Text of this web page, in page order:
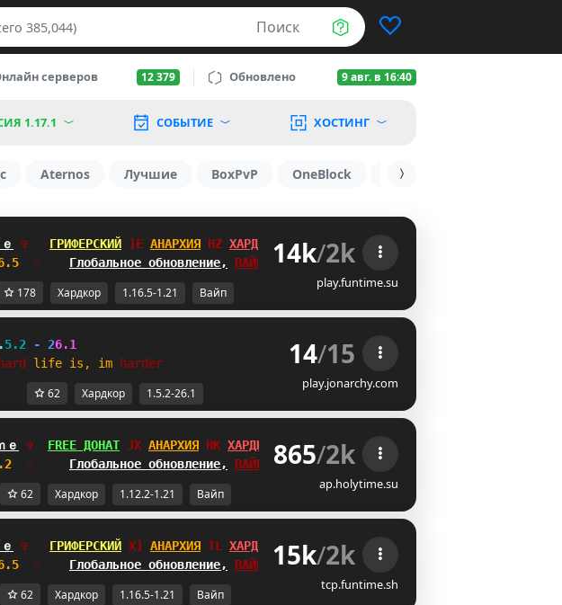
Поиск
серверов 12 379 Обновлено 9 авг. в 16:40
1.17.1 СОБЫТИЕ ХОСТИНГ
Aternos Лучшие BoxPvP OneBlock 1.19.3
✞ ГРИФЕРСКИЙ ^Z АНАРХИЯ PQ ХАРДКОР
☆ Глобальное обновление, ВАЙП 14k/2k
play.funtime.su
178 Хардкор 1.16.5-1.21 Вайп
.5.2 - 26.1
hard l i fe i s , im harder 14/15
play.jonarchy.com
62 Хардкор 1.5.2-26.1
ｅ ✞ FREE ДОНАТ LQ АНАРХИЯ WE ХАРДКОР
☆ Глобальное обновление, ВАЙП 865/2k
ap.holytime.su
62 Хардкор 1.12.2-1.21 Вайп
✞ ГРИФЕРСКИЙ HB АНАРХИЯ CO
ХАРДКОР
☆ Глобальное обновление, ВАЙП 15k/2k
tcp.funtime.sh
62 Хардкор 1.16.5-1.21 Вайп